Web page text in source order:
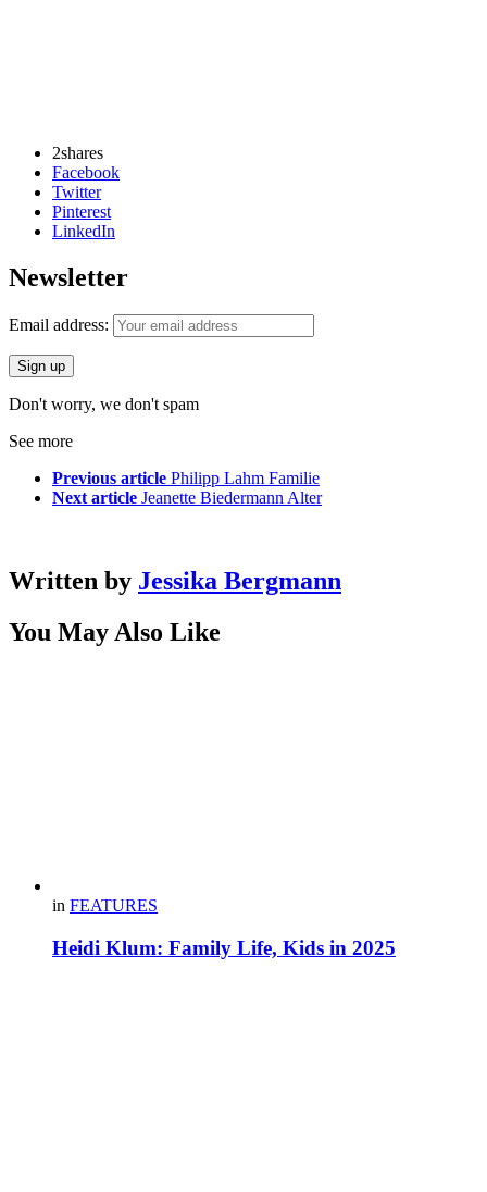
2shares
Facebook
Twitter
Pinterest
LinkedIn
Newsletter
Email address:
Don't worry, we don't spam
See more
Previous article Philipp Lahm Familie
Next article Jeanette Biedermann Alter
Written by Jessika Bergmann
You May Also Like
in FEATURES
Heidi Klum: Family Life, Kids in 2025